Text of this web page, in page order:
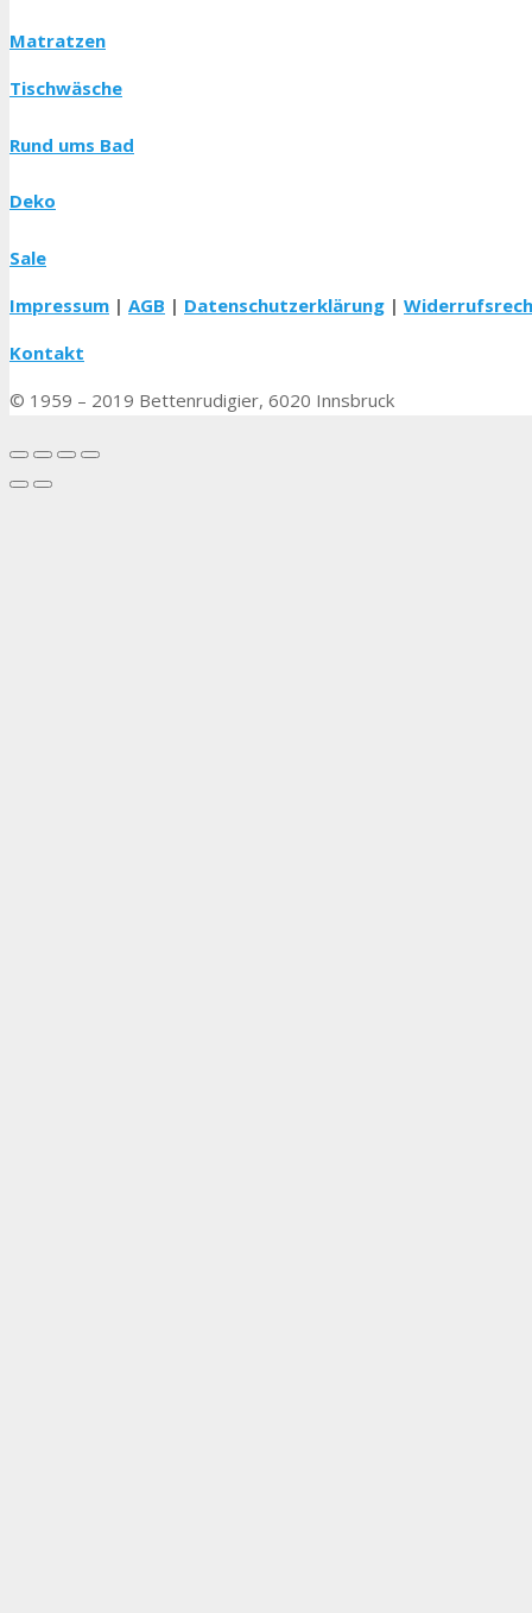
Matratzen
Tischwäsche
Rund ums Bad
Deko
Sale
Impressum | AGB | Datenschutzerklärung |
Kontakt
© 1959 – 2019 Bettenrudigier, 6020 Innsbruck